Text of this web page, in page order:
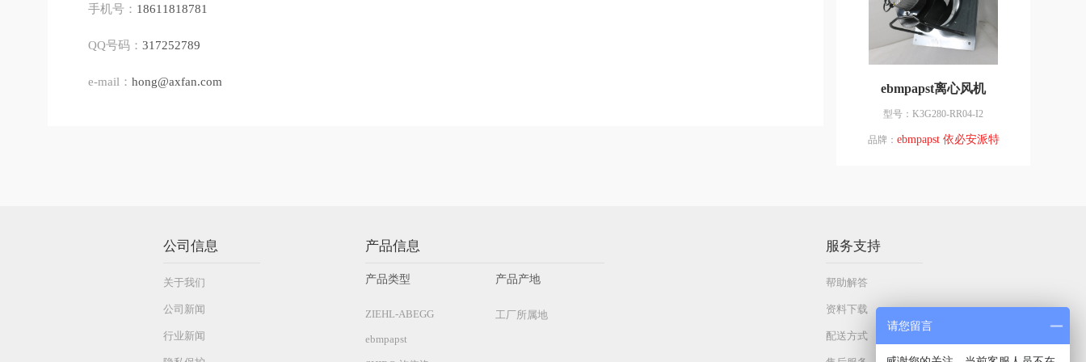
手机号： 18611818781
QQ号码： 317252789
e-mail： hong@axfan.com ebmpapst离心风机
型号：K3G280-RR04-I2
品牌： ebmpapst 依必安派特
公司信息
关于我们
公司新闻
行业新闻
产品信息
产品类型
ZIEHL-ABEGG
ebmpapst
产品产地
工厂所属地
服务支持
帮助解答
资料下载
配送方式
请您留言